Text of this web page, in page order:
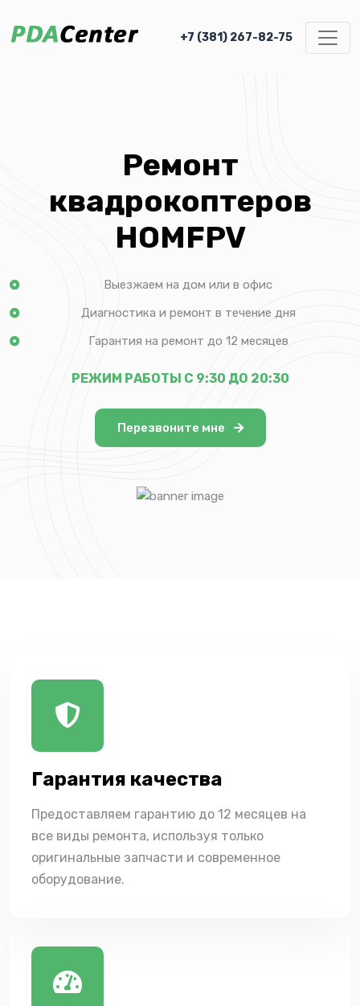
+7 (381) 267-82-75
Ремонт
квадрокоптеров
HOMFPV
Выезжаем на дом или в офис
Диагностика и ремонт в течение дня
Гарантия на ремонт до 12 месяцев
РЕЖИМ РАБОТЫ С 9:30 ДО 20:30
Перезвоните мне
Гарантия качества
Предоставляем гарантию до 12 месяцев на
все виды ремонта, используя только
оригинальные запчасти и современное
оборудование.